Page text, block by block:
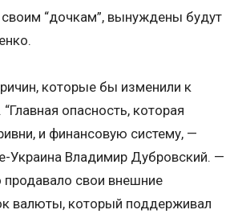
“дочкам”, вынуждены будут
которые бы изменили к
опасность, которая
и финансовую систему, —
Украина Владимир Дубровский. —
продавало свои внешние
валюты, который поддерживал